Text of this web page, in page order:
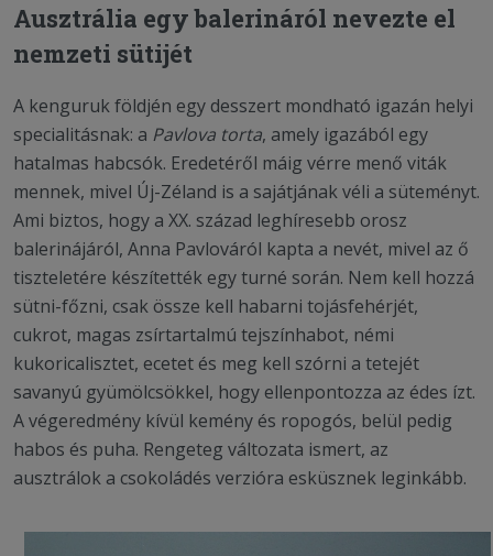
Ausztrália egy balerináról nevezte el
nemzeti sütijét
A kenguruk földjén egy desszert mondható igazán helyi
specialitásnak: a Pavlova torta, amely igazából egy
hatalmas habcsók. Eredetéről máig vérre menő viták
mennek, mivel Új-Zéland is a sajátjának véli a süteményt.
Ami biztos, hogy a XX. század leghíresebb orosz
balerinájáról, Anna Pavlováról kapta a nevét, mivel az ő
tiszteletére készítették egy turné során. Nem kell hozzá
sütni-főzni, csak össze kell habarni tojásfehérjét,
cukrot, magas zsírtartalmú tejszínhabot, némi
kukoricalisztet, ecetet és meg kell szórni a tetejét
savanyú gyümölcsökkel, hogy ellenpontozza az édes ízt.
A végeredmény kívül kemény és ropogós, belül pedig
habos és puha. Rengeteg változata ismert, az
ausztrálok a csokoládés verzióra esküsznek leginkább.